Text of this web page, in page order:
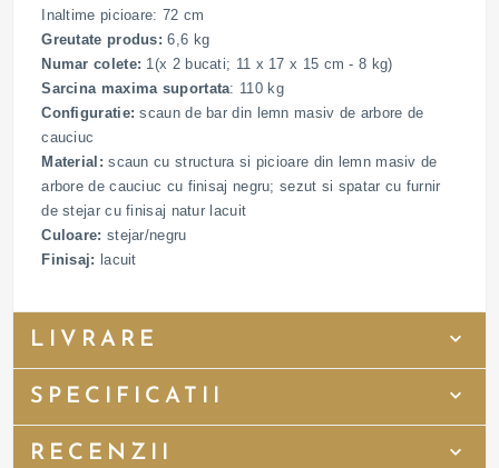
Inaltime picioare: 72 cm
Greutate produs: 6,6 kg
Numar colete: 1(x 2 bucati; 11 x 17 x 15 cm - 8 kg)
Sarcina maxima suportata: 110 kg
Configuratie: scaun de bar din lemn masiv de arbore de
cauciuc
Material: scaun cu structura si picioare din lemn masiv de
arbore de cauciuc cu finisaj negru; sezut si spatar cu furnir
de stejar cu finisaj natur lacuit
Culoare: stejar/negru
Finisaj: lacuit
LIVRARE
SPECIFICATII
RECENZII